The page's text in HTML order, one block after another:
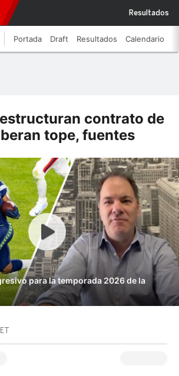
Resultados
Portada Draft Resultados Calendario
contrato de
tope, fuentes
para la temporada 2026 de la